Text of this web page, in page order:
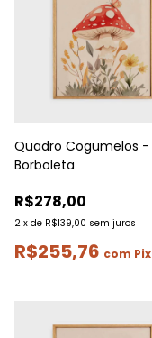
Quadro Cogumelos -
Borboleta
R$278,00
2 x de R$139,00 sem juros
R$255,76 com Pix